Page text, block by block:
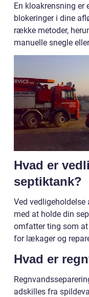
En kloakrensning er
blokeringer i dine
række metoder,
manuelle snegle
Hvad er
septiktank?
Ved
med at holde din
omfatter ting som at
for lækager og
Hvad er
adskilles fra